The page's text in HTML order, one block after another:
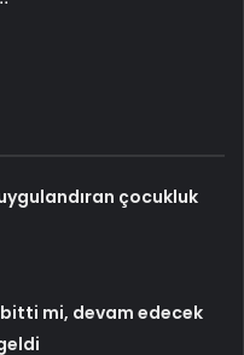
çocukluk
mi, devam edecek